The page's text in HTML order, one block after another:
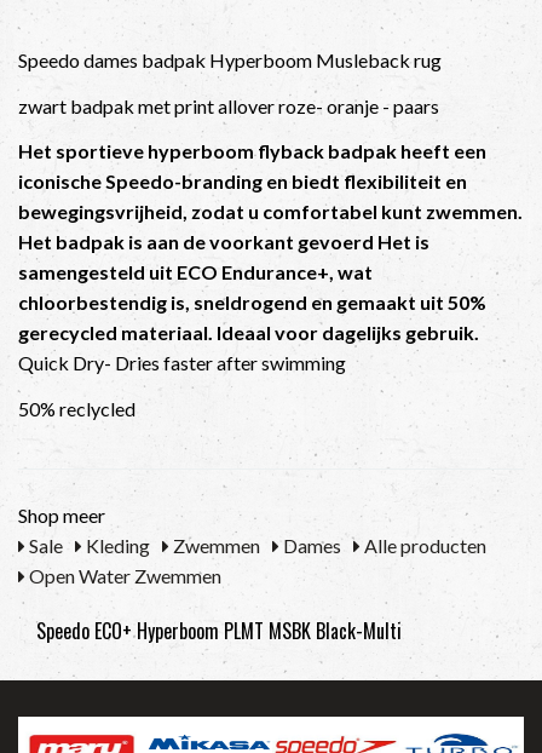
Speedo dames badpak Hyperboom Musleback rug
zwart badpak met print allover roze- oranje - paars
Het sportieve hyperboom flyback badpak heeft een
iconische Speedo-branding en biedt flexibiliteit en
bewegingsvrijheid, zodat u comfortabel kunt zwemmen.
Het badpak is aan de voorkant gevoerd Het is
samengesteld uit ECO Endurance+, wat
chloorbestendig is, sneldrogend en gemaakt uit 50%
gerecycled materiaal. Ideaal voor dagelijks gebruik.
Quick Dry- Dries faster after swimming
50% reclycled
Shop meer
Sale
Kleding Zwemmen Dames
Alle producten
Open Water Zwemmen
Speedo ECO+ Hyperboom PLMT MSBK Black-Multi